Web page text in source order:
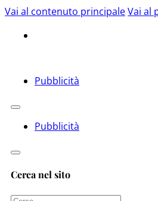
Vai al contenuto principaleVai al
Pubblicità
Pubblicità
Cerca nel sito